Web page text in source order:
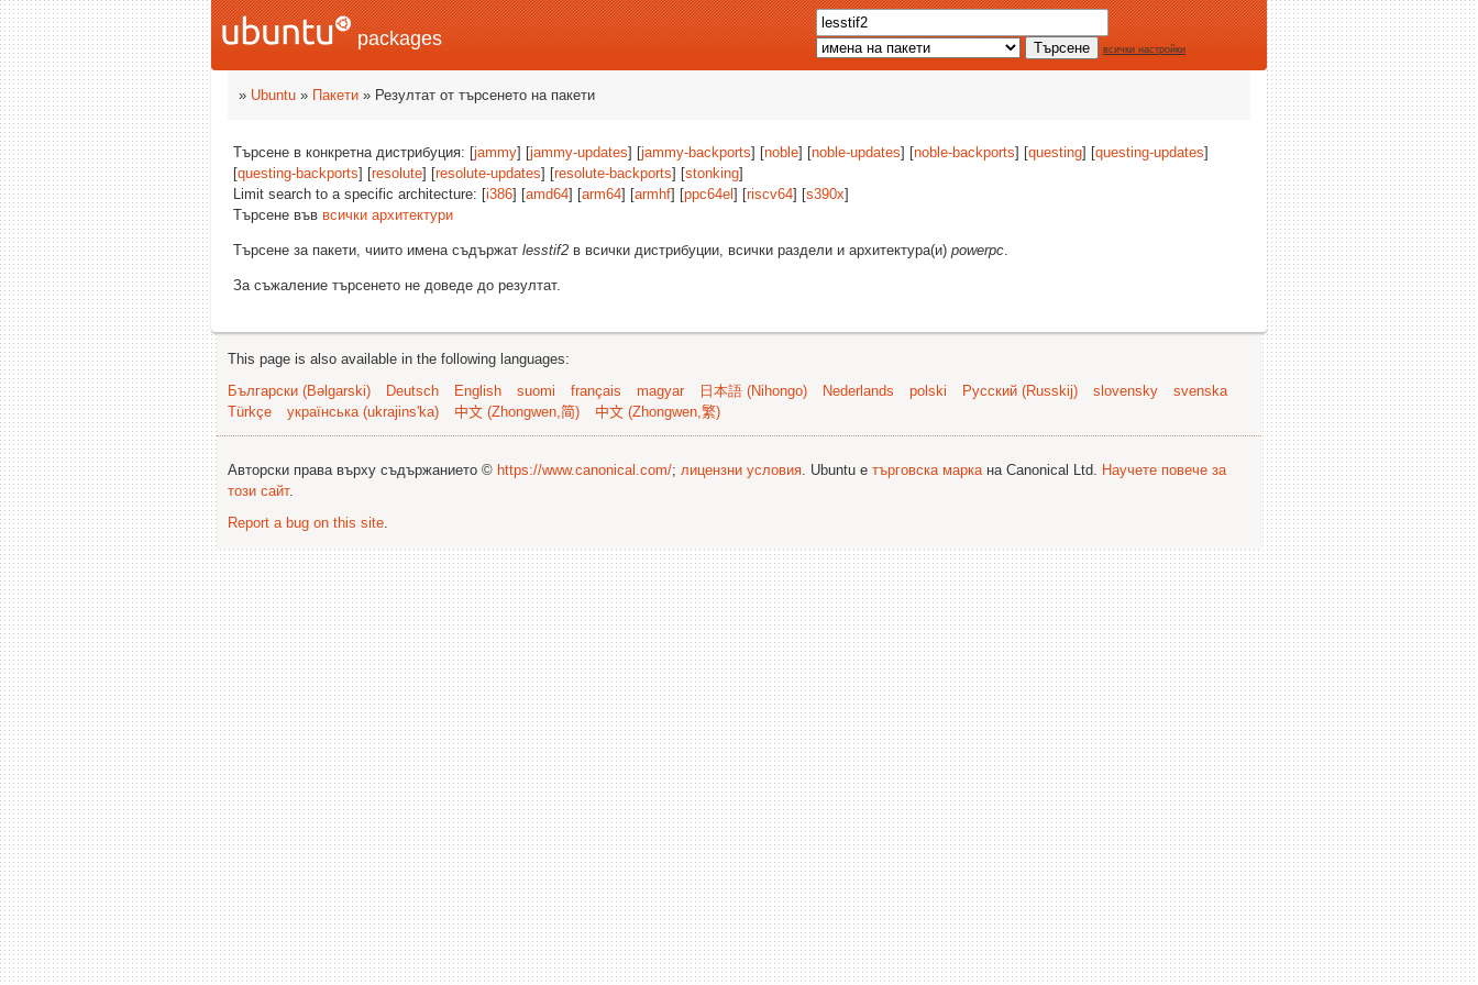
packages всички настройки
» Ubuntu » Пакети » Резултат от търсенето на пакети
Търсене в конкретна дистрибуция: [jammy] [jammy-updates] [jammy-backports] [noble] [noble-updates] [noble-backports] [questing] [questing-updates]
[questing-backports] [resolute] [resolute-updates] [resolute-backports] [stonking]
Limit search to a specific architecture: [i386] [amd64] [arm64] [armhf] [ppc64el ] [riscv64] [s390x]
Търсене във всички архитектури
Търсене за пакети, чиито имена съдържат lesstif2 в всички дистрибуции, всички раздели и архитектура(и) powerpc.
За съжаление търсенето не доведе до резултат.
This page is also available in the following languages:
Български (Bəlgarski)
Deutsch English suomi français magyar 日本語 (Nihongo) Nederlands polski Русский (Russkij) slovensky
svenska
Türkçe
українська (ukrajins'ka) 中文 (Zhongwen,简) 中文 (Zhongwen,繁)
Авторски права върху съдържанието © https://www.canonical.com/; лицензни условия. Ubuntu е търговска маркана Canonical Ltd. Научете повече за
този сайт.
Report a bug on this site.